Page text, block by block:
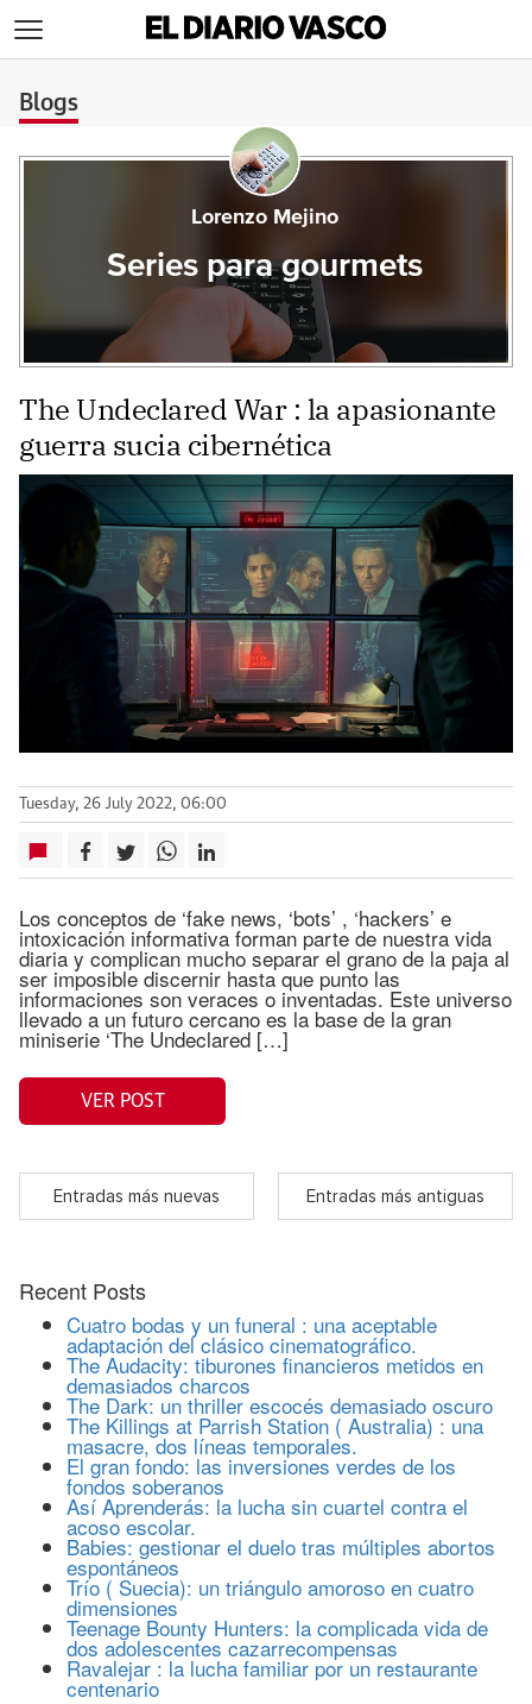
Blogs
Lorenzo Mejino
Series para gourmets
The Undeclared War : la apasionante
guerra sucia cibernética
Tuesday, 26 July 2022, 06:00
Los conceptos de ‘fake news, ‘bots’ , ‘hackers’ e
intoxicación informativa forman parte de nuestra vida
diaria y complican mucho separar el grano de la paja al
ser imposible discernir hasta que punto las
informaciones son veraces o inventadas. Este universo
llevado a un futuro cercano es la base de la gran
miniserie ‘The Undeclared […]
VER POST
Entradas más nuevas Entradas más antiguas
Recent Posts
Cuatro bodas y un funeral : una aceptable
adaptación del clásico cinematográfico.
The Audacity: tiburones financieros metidos en
demasiados charcos
The Dark: un thriller escocés demasiado oscuro
The Killings at Parrish Station ( Australia) : una
masacre, dos líneas temporales.
El gran fondo: las inversiones verdes de los
fondos soberanos
Así Aprenderás: la lucha sin cuartel contra el
acoso escolar.
Babies: gestionar el duelo tras múltiples abortos
espontáneos
Trío ( Suecia): un triángulo amoroso en cuatro
dimensiones
Teenage Bounty Hunters: la complicada vida de
dos adolescentes cazarrecompensas
Ravalejar : la lucha familiar por un restaurante
centenario